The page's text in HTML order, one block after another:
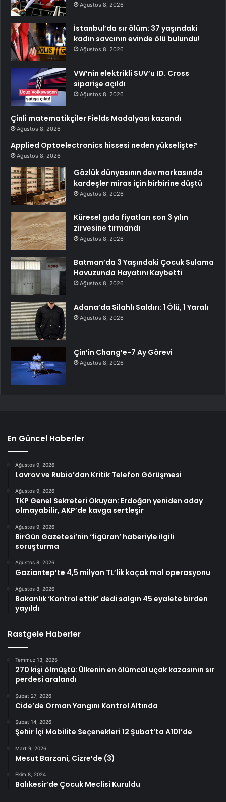
Ağustos 8, 2026
İstanbul’da sır ölüm: 37 yaşındaki
kadın savcının evinde ölü bulundu!
Ağustos 8, 2026
VW’nin elektrikli SUV’u ID. Cross
siparişe açıldı
Ağustos 8, 2026
Çinli matematikçiler Fields Madalyası kazandı
Ağustos 8, 2026
Applied Optoelectronics hissesi neden yükselişte?
Ağustos 8, 2026
Gözlük dünyasının dev markasında
kardeşler miras için birbirine düştü
Ağustos 8, 2026
Küresel gıda fiyatları son 3 yılın
zirvesine tırmandı
Ağustos 8, 2026
Batman’da 3 Yaşındaki Çocuk Sulama
Havuzunda Hayatını Kaybetti
Ağustos 8, 2026
Adana’da Silahlı Saldırı: 1 Ölü, 1 Yaralı
Ağustos 8, 2026
Çin’in Chang’e-7 Ay Görevi
Ağustos 8, 2026
En Güncel Haberler
Ağustos 9, 2026
Lavrov ve Rubio’dan Kritik Telefon Görüşmesi
Ağustos 9, 2026
TKP Genel Sekreteri Okuyan: Erdoğan yeniden aday
olmayabilir, AKP’de kavga sertleşir
Ağustos 9, 2026
BirGün Gazetesi’nin ‘figüran’ haberiyle ilgili
soruşturma
Ağustos 8, 2026
Gaziantep’te 4,5 milyon TL’lik kaçak mal operasyonu
Ağustos 8, 2026
Bakanlık ‘Kontrol ettik’ dedi salgın 45 eyalete birden
yayıldı
Rastgele Haberler
Temmuz 13, 2025
270 kişi ölmüştü: Ülkenin en ölümcül uçak kazasının sır
perdesi aralandı
Şubat 27, 2026
Cide’de Orman Yangını Kontrol Altında
Şubat 14, 2026
Şehir İçi Mobilite Seçenekleri 12 Şubat’ta A101’de
Mart 9, 2026
Mesut Barzani, Cizre’de (3)
Ekim 8, 2024
Balıkesir’de Çocuk Meclisi Kuruldu